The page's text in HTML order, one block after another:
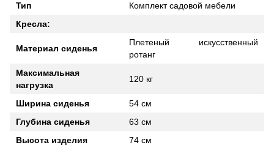
Тип
Комплект садовой мебели
Кресла:
Материал сиденья
Плетеный искусственный
ротанг
Максимальная
нагрузка
120 кг
Ширина сиденья
54 см
Глубина сиденья
63 см
Высота изделия
74 см